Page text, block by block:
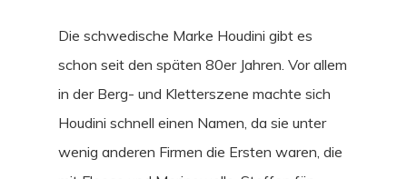
Die schwedische Marke Houdini gibt es
schon seit den späten 80er Jahren. Vor allem
in der Berg- und Kletterszene machte sich
Houdini schnell einen Namen, da sie unter
wenig anderen Firmen die Ersten waren, die